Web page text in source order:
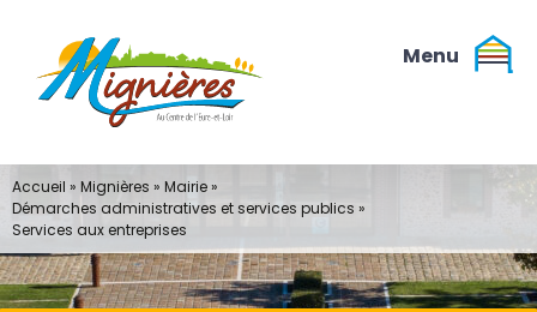
contenu
Accueil » Mignières » Mairie»
Démarches administratives et services publics »
Services aux entreprises